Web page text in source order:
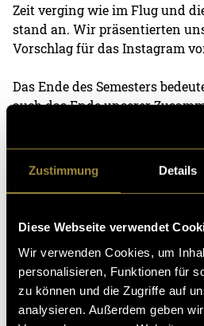
Zustimmung Details
Diese Webseite verwendet
Wir verwenden Cookies, um
personalisieren, Funktionen für
zu können und die Zugriffe auf
analysieren. Außerdem geben
Zeit verging wie im Flug und
stand an. Wir präsentierten
Vorschlag für das Instagram
Das Ende des Semesters
auch das Ende unserer
nun ein Icon mit zusätzlichen
konnten sich die Gründer
Konkretes entscheiden. Das
grundsätzlich zufrieden. Wir